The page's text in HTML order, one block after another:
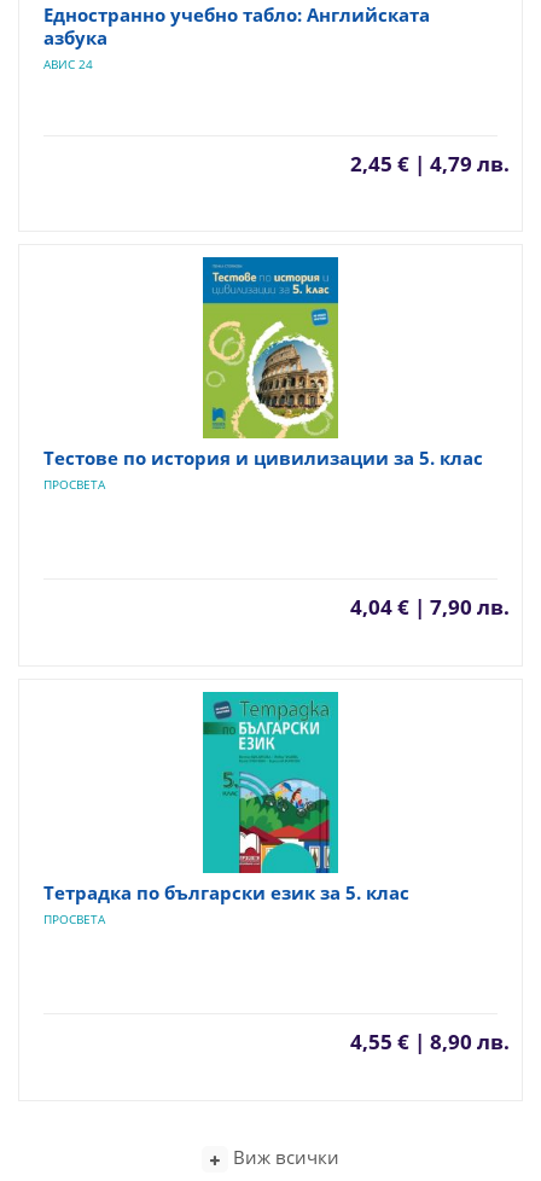
Едностранно учебно табло: Английската
азбука
АВИС 24
2,45 € | 4,79 лв.
Тестове по история и цивилизации за 5. клас
ПРОСВЕТА
4,04 € | 7,90 лв.
Тетрадка по български език за 5. клас
ПРОСВЕТА
4,55 € | 8,90 лв.
Виж всички